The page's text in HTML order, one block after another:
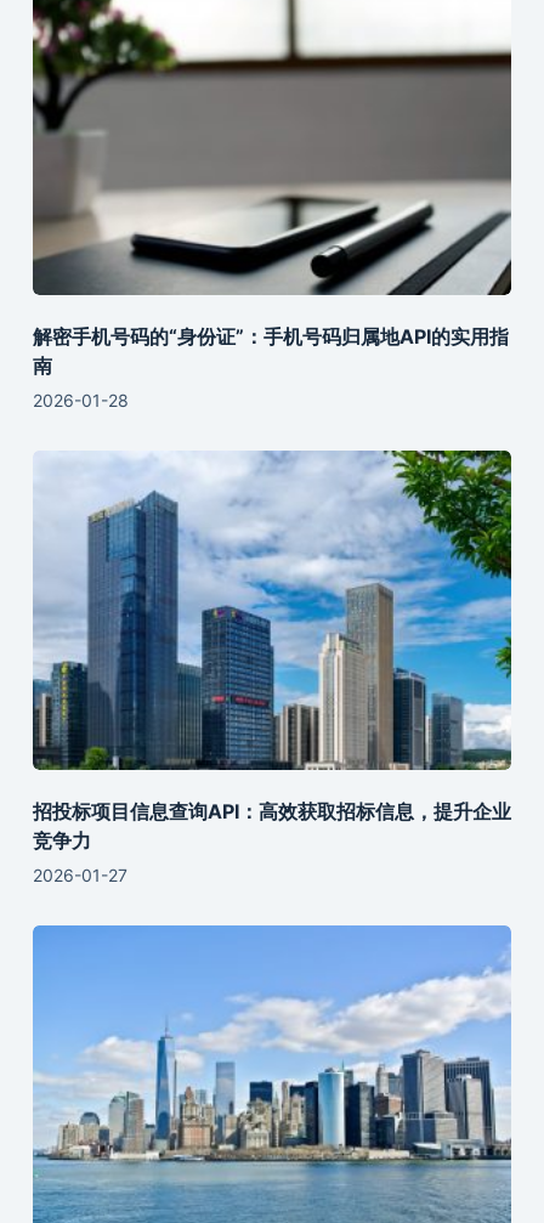
解密手机号码的“身份证”：手机号码归属地API的实用指
南
2026-01-28
招投标项目信息查询API：高效获取招标信息，提升企业
竞争力
2026-01-27